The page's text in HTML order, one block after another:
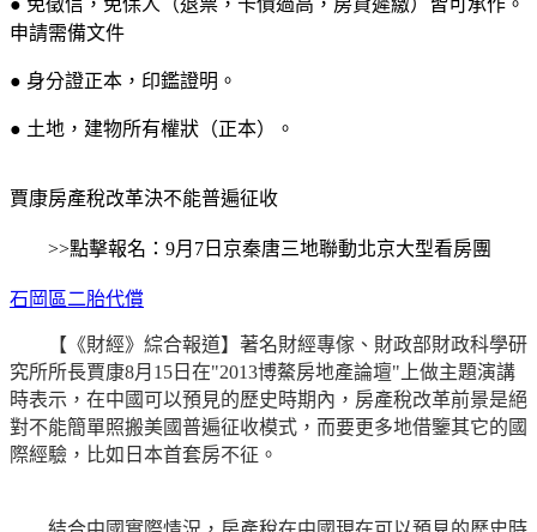
申請需備文件
● 身分證正本，印鑑證明。
● 土地，建物所有權狀（正本）。
賈康房產稅改革決不能普遍征收
>>點擊報名：9月7日京秦唐三地聯動北京大型看房團
石岡區二胎代償
【《財經》綜合報道】著名財經專傢、財政部財政科學研
究所所長賈康8月15日在"2013博鰲房地產論壇"上做主題演講
時表示，在中國可以預見的歷史時期內，房產稅改革前景是絕
對不能簡單照搬美國普遍征收模式，而要更多地借鑒其它的國
際經驗，比如日本首套房不征。